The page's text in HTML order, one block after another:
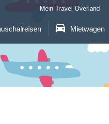
Mietwagen
Mein Travel Overland